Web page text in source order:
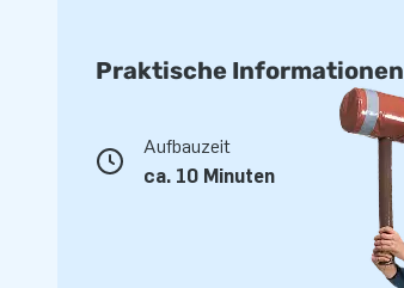
Praktische Informationen
Aufbauzeit
ca. 10 Minuten